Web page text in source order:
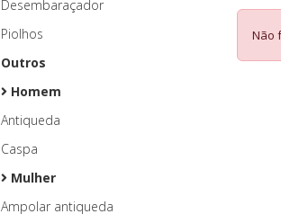
Desembaraçador
Piolhos
Outros
Homem
Antiqueda
Caspa
Mulher
Ampolar antiqueda
Não